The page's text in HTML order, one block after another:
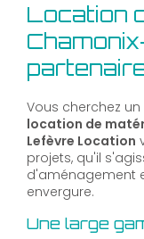
Location
Vous cherchez
location de
Lefèvre Location
projets, qu'il
d'aménagement
envergure.
Une large